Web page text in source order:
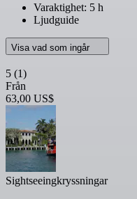
Varaktighet: 5 h
Ljudguide
Visa vad som ingår
5 (1)
Från
63,00 US$
Sightseeingkryssningar